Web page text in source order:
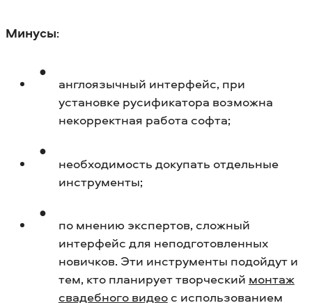
Минусы:
англоязычный интерфейс, при
установке русификатора возможна
некорректная работа софта;
необходимость докупать отдельные
инструменты;
по мнению экспертов, сложный
интерфейс для неподготовленных
новичков. Эти инструменты подойдут и
тем, кто планирует творческий монтаж
свадебного видеос использованием